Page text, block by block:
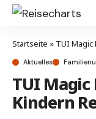
Startseite » TUI Magic
Aktuelles
TUI
Kindern